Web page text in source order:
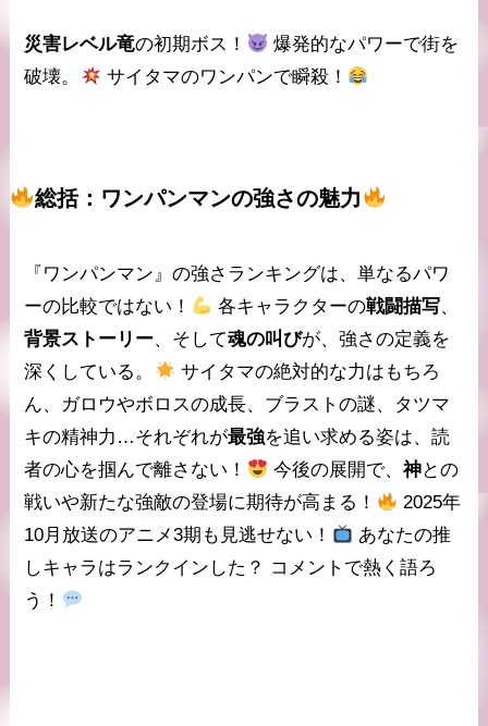
災害レベル竜の初期ボス！ 爆発的なパワーで街を
破壊。
サイタマのワンパンで瞬殺！
総括：ワンパンマンの強さの魅力
『ワンパンマン』の強さランキングは、単なるパワ
ーの比較ではない！
各キャラクターの戦闘描写、
背景ストーリー、そして魂の叫びが、強さの定義を
深くしている。
サイタマの絶対的な力はもちろ
ん、ガロウやボロスの成長、ブラストの謎、タツマ
キの精神力…それぞれが最強を追い求める姿は、読
者の心を掴んで離さない！
今後の展開で、神との
戦いや新たな強敵の登場に期待が高まる！
2025年
10月放送のアニメ3期も見逃せない！
あなたの推
しキャラはランクインした？ コメントで熱く語ろ
う！